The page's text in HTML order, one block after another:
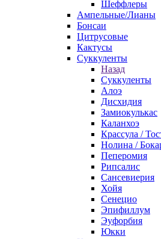
Шеффлеры
Ампельные/Лианы
Бонсаи
Цитрусовые
Кактусы
Суккуленты
Назад
Суккуленты
Алоэ
Дисхидия
Замиокулькас
Каланхоэ
Крассула /
Нолина /
Пеперомия
Рипсалис
Сансевиерия
Хойя
Сенецио
Эпифиллум
Эуфорбия
Юкки